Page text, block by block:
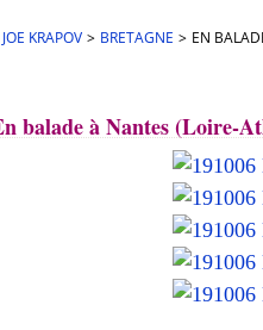
KRAPOV > BRETAGNE > EN
balade à Nantes (Loire-